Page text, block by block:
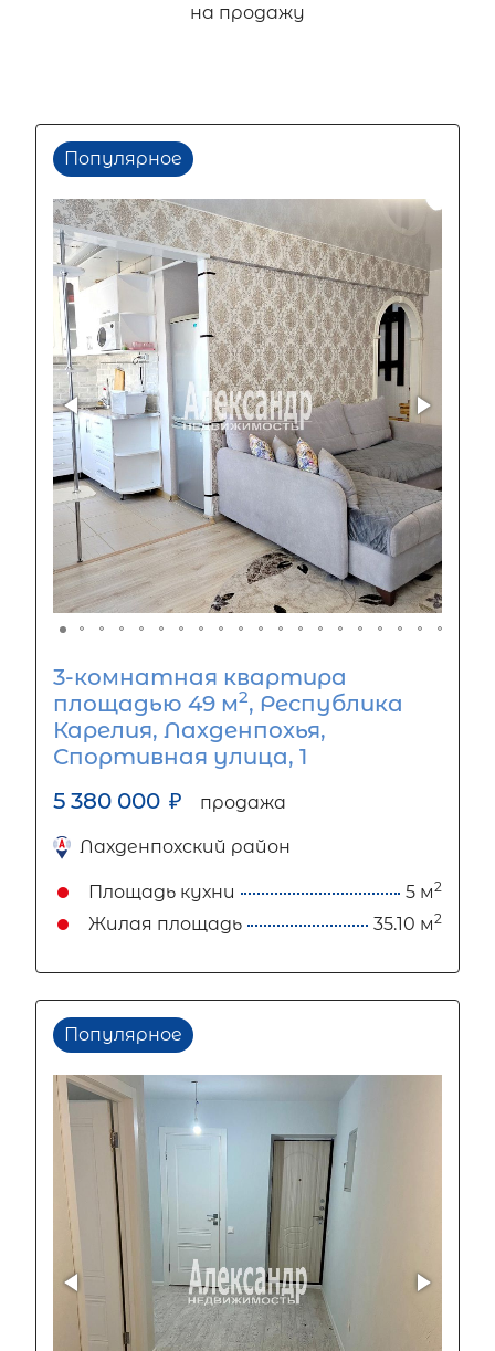
на продажу
Популярное
3-комнатная квартира
площадью 49 м2, Республика
Карелия, Лахденпохья,
Спортивная улица, 1
5 380 000 ₽ продажа
Лахденпохский район
Площадь кухни 5 м2
Жилая площадь 35.10 м2
Популярное